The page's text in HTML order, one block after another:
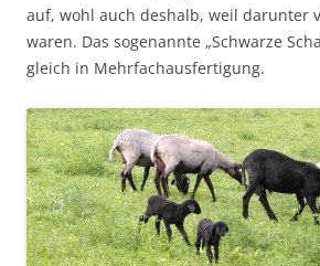
auf, wohl auch deshalb, weil darunter
waren. Das sogenannte „Schwarze
gleich in Mehrfachausfertigung.